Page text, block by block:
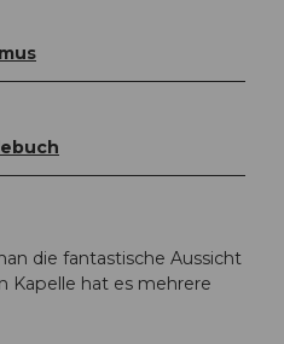
die fantastische Aussicht
Kapelle hat es mehrere